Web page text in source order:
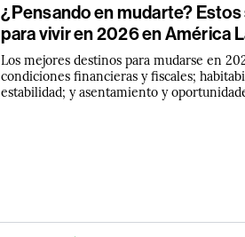
¿Pensando en mudarte?
para vivir en 2026 en América
Los mejores destinos para mudarse en
condiciones financieras y fiscales;
estabilidad; y asentamiento y